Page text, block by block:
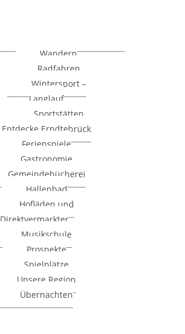
Wandern
Radfahren
Wintersport –
Langlauf
Sportstätten
Entdecke Erndtebrück
Ferienspiele
Gastronomie
Gemeindebücherei
Hallenbad
Hofläden und
Direktvermarkter
Musikschule
Prospekte
Spielplätze
Unsere Region
Übernachten